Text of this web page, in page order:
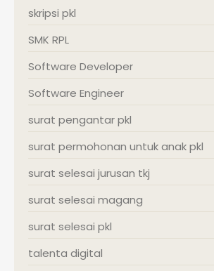
skripsi pkl
SMK RPL
Software Developer
Software Engineer
surat pengantar pkl
surat permohonan untuk anak pkl
surat selesai jurusan tkj
surat selesai magang
surat selesai pkl
talenta digital